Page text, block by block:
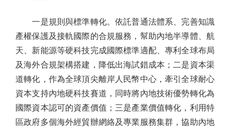
一是規則與標準轉化。依託普通法體系、完善知識
產權保護及接軌國際的合規服務，幫助內地半導體、航
天、新能源等硬科技完成國際標準適配、專利全球布局
及海外合規架構搭建，降低出海試錯成本；二是資本渠
道轉化，作為全球頂尖離岸人民幣中心，牽引全球耐心
資本支持內地硬科技賽道，同時將內地技術優勢轉化為
國際資本認可的資產價值；三是產業價值轉化，利用特
區政府多個海外經貿辦網絡及專業服務集群，協助內地